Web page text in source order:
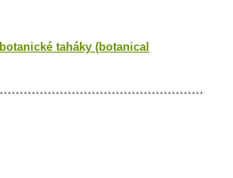
botanické taháky (botanical